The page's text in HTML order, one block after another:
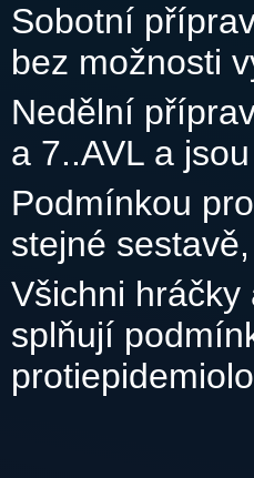
Sobotní
bez možnosti
Nedělní
a 7..AVL a
Podmínkou
stejné
Všichni
splňují